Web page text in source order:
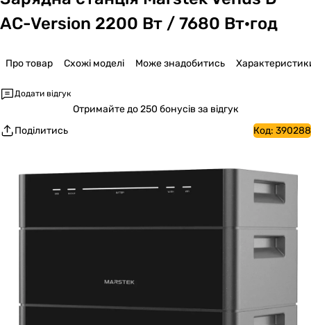
AC-Version 2200 Вт / 7680 Вт·год
Про товар Схожі моделі Може знадобитись
Додати відгук
Отримайтедо 250 бонусів за відгук
Поділитись
Код: 390288